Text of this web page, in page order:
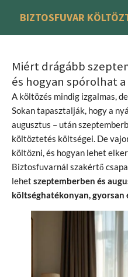
SkipBIZTOSFUVAR
Miért drágább
és hogyan spórolhat
A költözés mindig izgalmas,
Sokan tapasztalják, hogy a
augusztus – után
költöztetés költségei. De
költözni, és hogyan lehet
Biztosfuvarnál szakértő
lehet szeptemberben és
költséghatékonyan,